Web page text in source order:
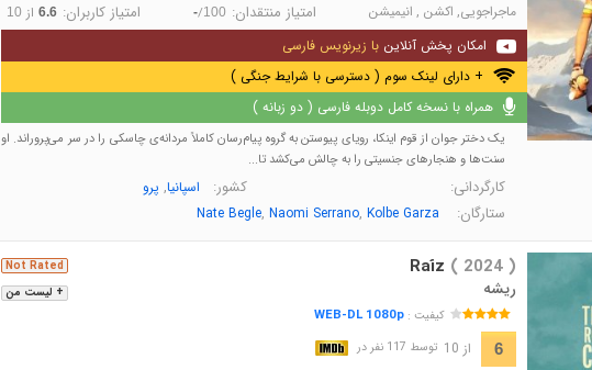
ماجراجویی, اکشن , انیمیشن امتیاز منتقدان: -/100 امتیاز کاربران: 6.6 از 10
امکان پخش آنلاین با زیرنویس فارسی
+ دارای لینک سوم ( دسترسی با شرایط جنگی )
همراه با نسخه کامل دوبله فارسی ( دو زبانه )
یک دختر جوان از قوم اینکا، رویای پیوستن به گروه پیام‌رسان کاملاً مردانه‌ی چاسکی را در سر می‌پروراند. او
سنت‌ها و هنجارهای جنسیتی را به چالش می‌کشد تا...
کارگردانی: کشور: اسپانیا, پرو
ستارگان: Nate Begle, Naomi Serrano, Kolbe Garza
+ لیست من
Not Rated Raíz ( 2024 )
ریشه
کیفیت :WEB-DL 1080p
6 از 10 توسط 117 نفر در